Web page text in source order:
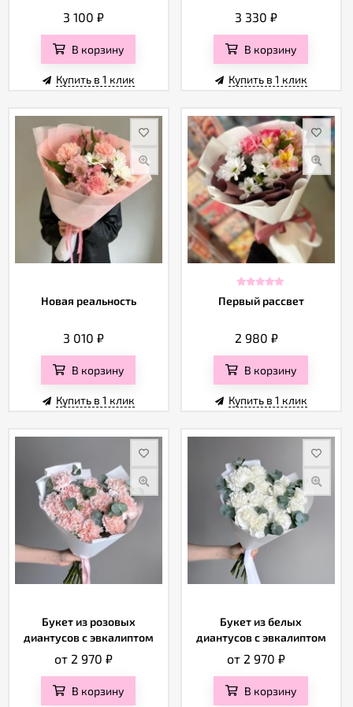
3 100₽
В корзину
Купить в 1 клик
3 330₽
В корзину
Купить в 1 клик
Новая реальность
3 010₽
В корзину
Купить в 1 клик
Первый рассвет
2 980 ₽
В корзину
Купить в 1 клик
Букет из розовых
диантусов с эвкалиптом
от 2 970₽
В корзину
Букет из белых
диантусов с эвкалиптом
от 2 970₽
В корзину